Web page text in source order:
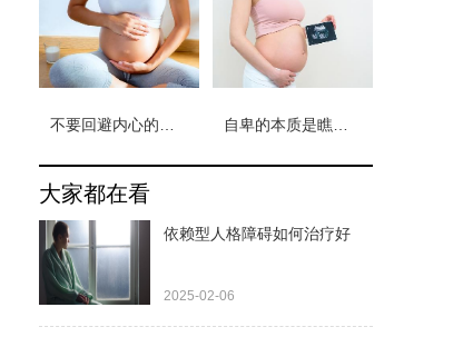
大家都在看
依赖型人格障碍如何治疗好
2025-02-06